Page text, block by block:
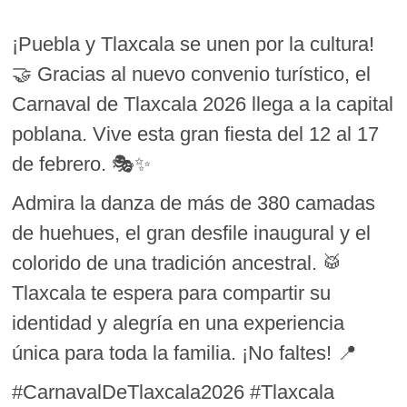
¡Puebla y Tlaxcala se unen por la cultura!
🤝 Gracias al nuevo convenio turístico, el
Carnaval de Tlaxcala 2026 llega a la capital
poblana. Vive esta gran fiesta del 12 al 17
de febrero. 🎭✨
Admira la danza de más de 380 camadas
de huehues, el gran desfile inaugural y el
colorido de una tradición ancestral. 🥁
Tlaxcala te espera para compartir su
identidad y alegría en una experiencia
única para toda la familia. ¡No faltes! 📍
#CarnavalDeTlaxcala2026 #Tlaxcala